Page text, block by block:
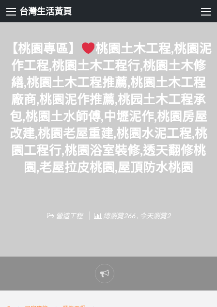
台灣生活黃頁
【桃園專區】
桃園土木工程,桃園泥
作工程,桃園土木工程行,桃園土木修
繕,桃園土木工程推薦,桃園土木工程
廠商,桃園泥作推薦,桃园土木工程承
包,桃園土水師傅,中壢泥作,桃園房屋
改建,桃園老屋重建,桃園水泥工程,桃
園工程行,桃園浴室裝修,透天翻修桃
園,老屋拉皮桃園,屋頂防水桃園
營造工程 總瀏覽266 , 今天瀏覽2
Report
problem